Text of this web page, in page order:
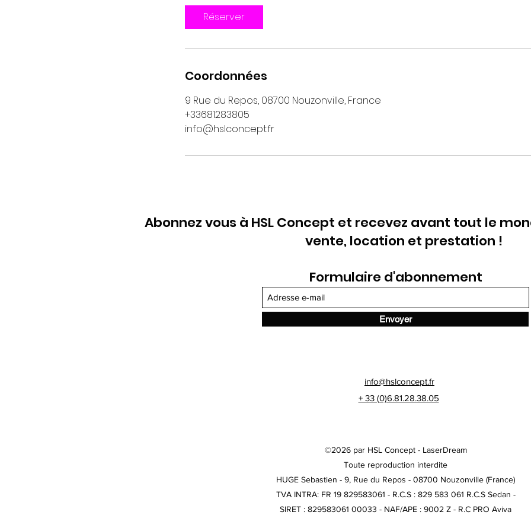
Réserver
Coordonnées
9 Rue du Repos, 08700 Nouzonville, France
+33681283805
info@hslconcept.fr
Abonnez vous à HSL Concept et recevez avant tout le
vente, location et prestation !
Formulaire d'abonnement
Envoyer
info@hslconcept.fr
+ 33 (0)6.81.28.38.05
©2026 par HSL Concept - LaserDream
Toute reproduction interdite
HUGE Sebastien - 9, Rue du Repos - 08700 Nouzonville (France)
TVA INTRA: FR 19 829583061 - R.C.S : 829 583 061 R.C.S Sedan -
SIRET : 829583061 00033 - NAF/APE : 9002 Z - R.C PRO Aviva